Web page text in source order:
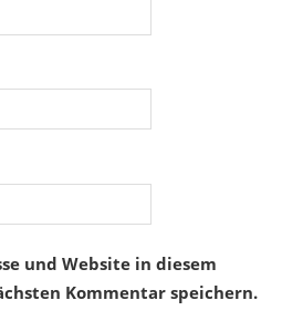
und Website in diesem
Kommentar speichern.